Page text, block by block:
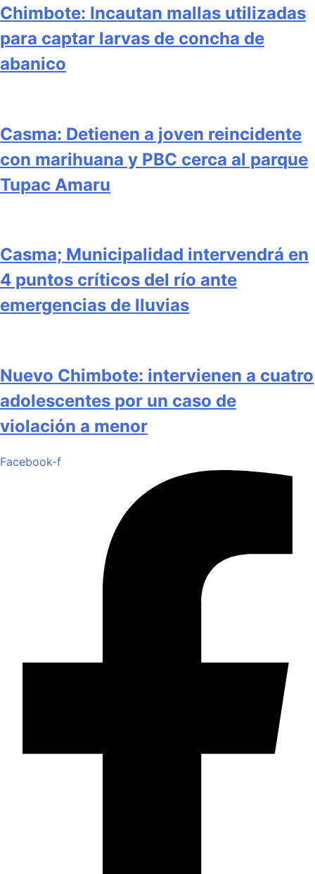
Chimbote: Incautan mallas utilizadas
para captar larvas de concha de
abanico
Casma: Detienen a joven reincidente
con marihuana y PBC cerca al parque
Tupac Amaru
Casma; Municipalidad intervendrá en
4 puntos críticos del río ante
emergencias de lluvias
Nuevo Chimbote: intervienen a cuatro
adolescentes por un caso de
violación a menor
Facebook-f